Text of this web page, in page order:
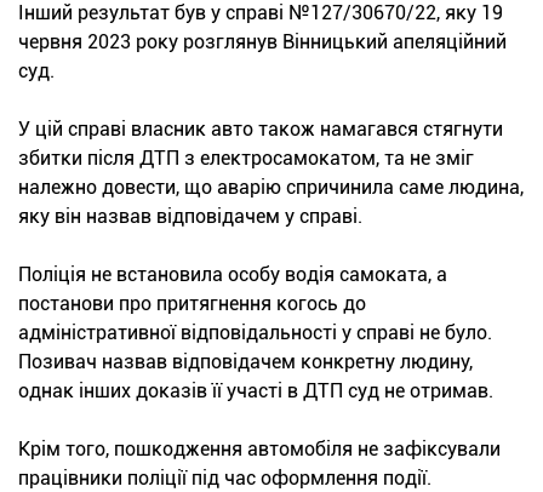
Інший результат був у справі №127/30670/22, яку 19
червня 2023 року розглянув Вінницький апеляційний
суд.
У цій справі власник авто також намагався стягнути
збитки після ДТП з електросамокатом, та не зміг
належно довести, що аварію спричинила саме людина,
яку він назвав відповідачем у справі.
Поліція не встановила особу водія самоката, а
постанови про притягнення когось до
адміністративної відповідальності у справі не було.
Позивач назвав відповідачем конкретну людину,
однак інших доказів її участі в ДТП суд не отримав.
Крім того, пошкодження автомобіля не зафіксували
працівники поліції під час оформлення події.